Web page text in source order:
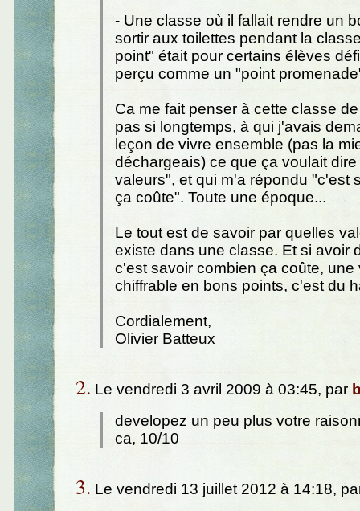
- Une classe où il fallait rendre un
sortir aux toilettes pendant la
point" était pour certains élèves
perçu comme un "point
Ca me fait penser à cette classe
pas si longtemps, à qui j'avais
leçon de vivre ensemble (pas la
déchargeais) ce que ça voulait
valeurs", et qui m'a répondu "c'est
ça coûte". Toute une époque...
Le tout est de savoir par quelles
existe dans une classe. Et si avoir
c'est savoir combien ça coûte, une
chiffrable en bons points, c'est du
Cordialement,
Olivier Batteux
2. Le vendredi 3 avril 2009 à 03:45, par
developez un peu plus votre
ca, 10/10
3. Le vendredi 13 juillet 2012 à 14:18,